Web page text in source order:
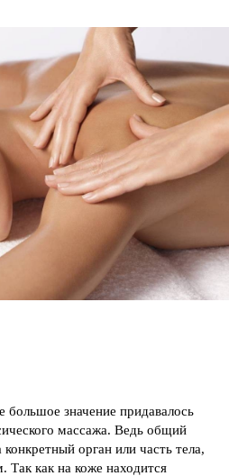
большое значение придавалось
массажа. Ведь общий
орган или часть тела,
Так как на коже находится